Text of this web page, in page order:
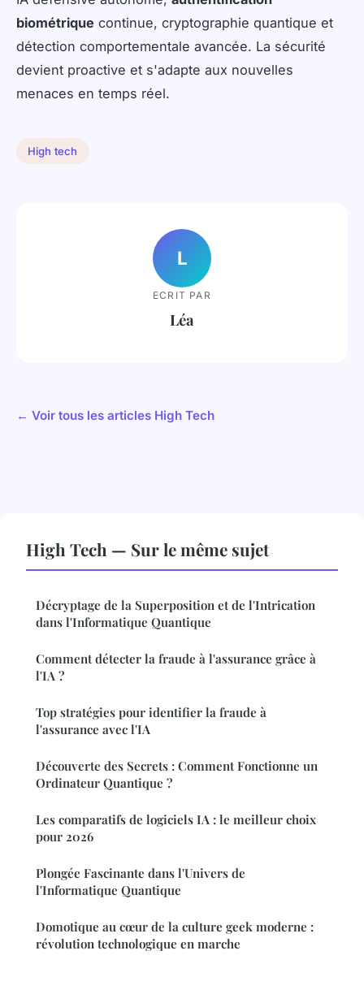
biométrique continue, cryptographie quantique et
détection comportementale avancée. La sécurité
devient proactive et s'adapte aux nouvelles
menaces en temps réel.
High tech
L
ECRIT PAR
Léa
← Voir tous les articles High Tech
High Tech — Sur le même sujet
Décryptage de la Superposition et de l'Intrication
dans l'Informatique Quantique
Comment détecter la fraude à l'assurance grâce à
l'IA ?
Top stratégies pour identifier la fraude à
l'assurance avec l'IA
Découverte des Secrets : Comment Fonctionne un
Ordinateur Quantique ?
Les comparatifs de logiciels IA : le meilleur choix
pour 2026
Plongée Fascinante dans l'Univers de
l'Informatique Quantique
Domotique au cœur de la culture geek moderne :
révolution technologique en marche